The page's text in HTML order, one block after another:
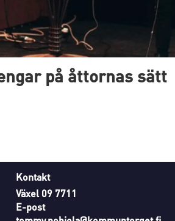
på åttornas sätt
Kontakt
Växel 09 7711
E-post